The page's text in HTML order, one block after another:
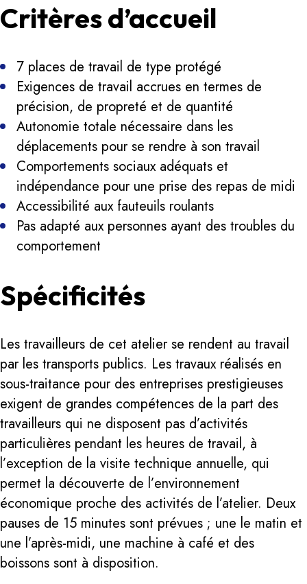
Critères d’accueil
7 places de travail de type protégé
Exigences de travail accrues en termes de
précision, de propreté et de quantité
Autonomie totale nécessaire dans les
déplacements pour se rendre à son travail
Comportements sociaux adéquats et
indépendance pour une prise des repas de midi
Accessibilité aux fauteuils roulants
Pas adapté aux personnes ayant des troubles du
comportement
Spécificités
Les travailleurs de cet atelier se rendent au travail
par les transports publics. Les travaux réalisés en
sous-traitance pour des entreprises prestigieuses
exigent de grandes compétences de la part des
travailleurs qui ne disposent pas d’activités
particulières pendant les heures de travail, à
l’exception de la visite technique annuelle, qui
permet la découverte de l’environnement
économique proche des activités de l’atelier. Deux
pauses de 15 minutes sont prévues ; une le matin et
une l’après-midi, une machine à café et des
boissons sont à disposition.